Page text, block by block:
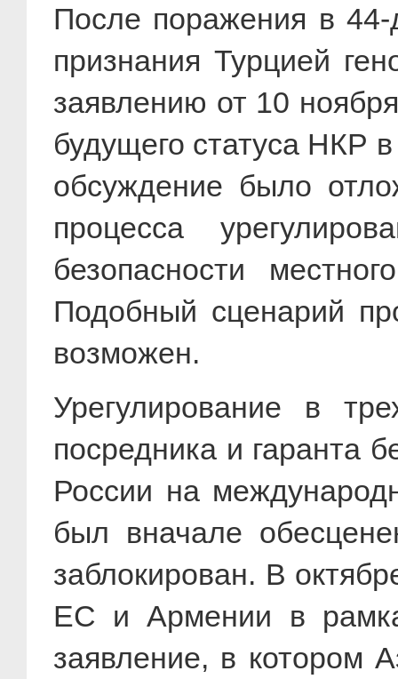
После поражения в 44-
признания Турцией
заявлению от 10
будущего статуса НКР
обсуждение было
процесса
безопасности
Подобный сценарий
возможен.
Урегулирование в
посредника и гаранта
России на
был вначале
заблокирован. В
ЕС и Армении в
заявление, в котором